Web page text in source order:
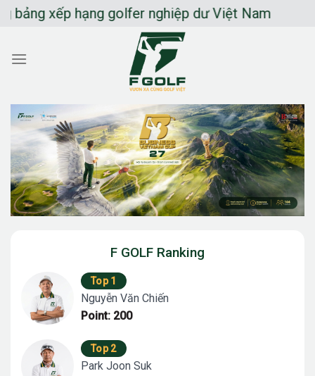
Chuyển
dung
xếp hạng golfer nghiệp dư Việt Nam
F GOLF Ranking
Top 1
Nguyễn Văn Chiến
Point: 200
Top 2
Park Joon Suk